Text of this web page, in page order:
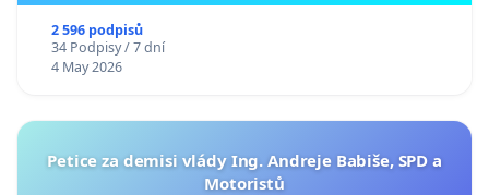
2 596 podpisů
34 Podpisy / 7 dní
4 May 2026
Petice za demisi vlády Ing. Andreje Babiše, SPD a
Motoristů